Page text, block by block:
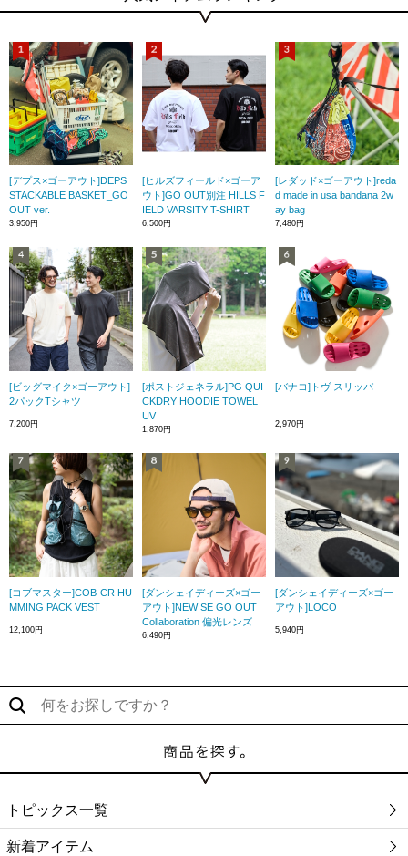
[デプス×ゴーアウト]DEPS
STACKABLE BASKET_GO
OUT ver.
3,950円
[ヒルズフィールド×ゴーア
ウト]GO OUT別注 HILLS F
IELD VARSITY T-SHIRT
6,500円
[レダッド×ゴーアウト]reda
d made in usa bandana 2w
ay bag
7,480円
[ビッグマイク×ゴーアウト]
2パックTシャツ
7,200円
[ポストジェネラル]PG QUI
CKDRY HOODIE TOWEL
UV
1,870円
[バナコ]トヴ スリッパ
2,970円
[コブマスター]COB-CR HU
MMING PACK VEST
12,100円
[ダンシェイディーズ×ゴー
アウト]NEW SE GO OUT
Collaboration 偏光レンズ
6,490円
[ダンシェイディーズ×ゴー
アウト]LOCO
5,940円
トピックス一覧
新着アイテム